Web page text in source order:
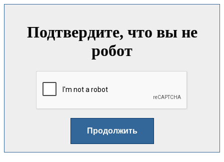
Подтвердите, что вы не
робот
Продолжить